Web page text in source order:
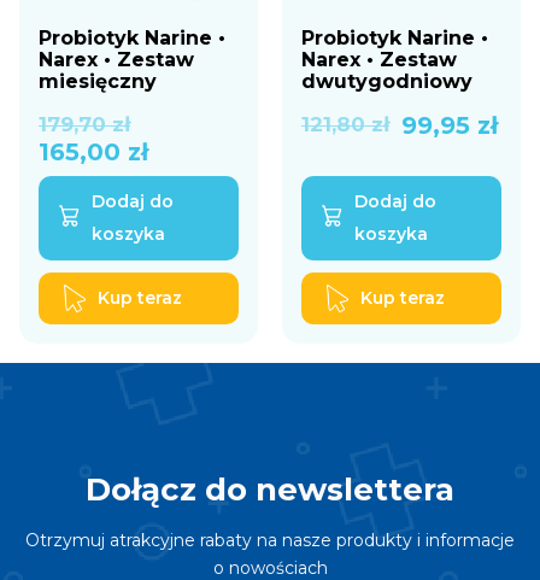
Probiotyk Narine •
Narex • Zestaw
miesięczny
179,70zł
Pierwotna
cena
wynosiła:
179,70 zł.
165,00 zł
Aktualna
cena
wynosi:
165,00 zł.
Dodaj do
koszyka
Kup teraz
Probiotyk Narine •
Narex • Zestaw
dwutygodniowy
121,80zł
Pierwotna
cena
wynosiła:
121,80 zł.
99,95 zł
Aktualna
cena
wynosi:
99,95 zł.
Dodaj do
koszyka
Kup teraz
Dołącz do newslettera
Otrzymuj atrakcyjne rabaty na nasze produkty i informacje
o nowościach